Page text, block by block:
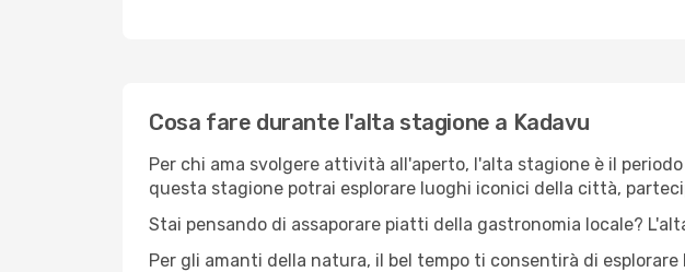
Cosa fare durante l'alta stagione a Kadavu
Per chi ama svolgere attività all'aperto, l'alta stagione è il
questa stagione potrai esplorare luoghi iconici della città,
Stai pensando di assaporare piatti della gastronomia locale?
Per gli amanti della natura, il bel tempo ti consentirà di